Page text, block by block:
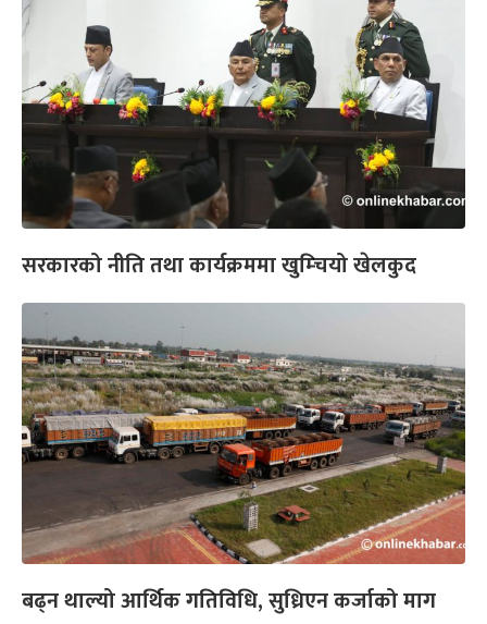
सरकारको नीति तथा कार्यक्रममा खुम्चियो खेलकुद
बढ्न थाल्यो आर्थिक गतिविधि, सुध्रिएन कर्जाको माग